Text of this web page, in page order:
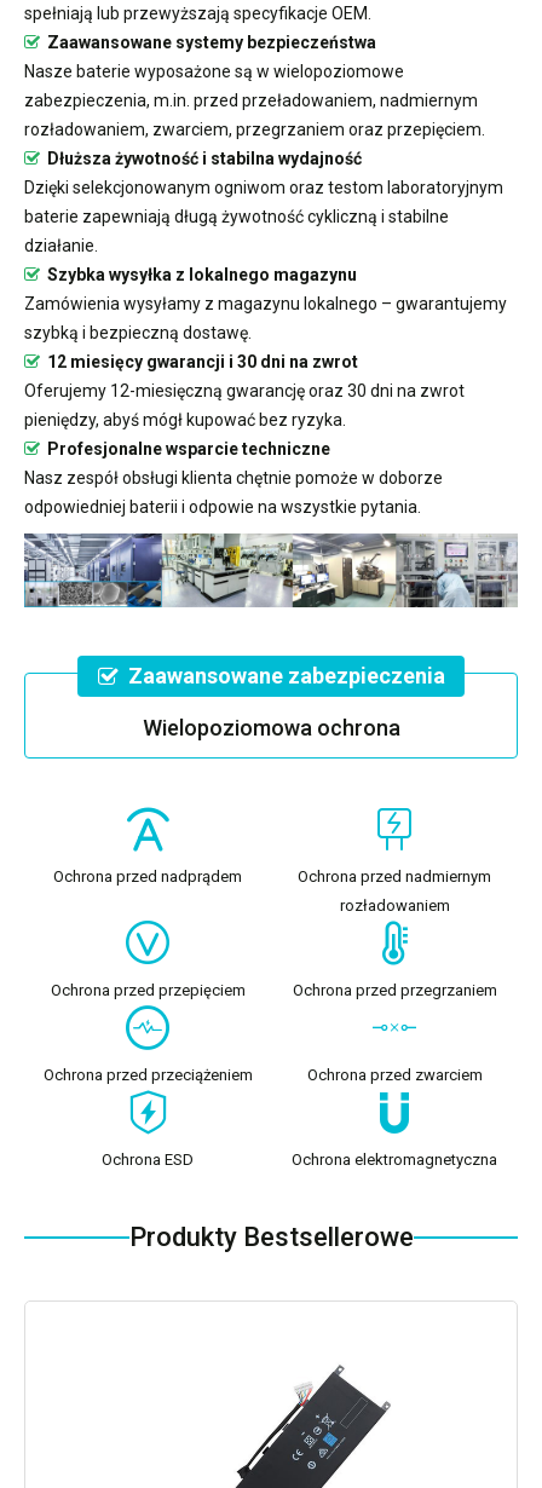
spełniają lub przewyższają specyfikacje OEM.
Zaawansowane systemy bezpieczeństwa
Nasze baterie wyposażone są w wielopoziomowe
zabezpieczenia, m.in. przed przeładowaniem, nadmiernym
rozładowaniem, zwarciem, przegrzaniem oraz przepięciem.
Dłuższa żywotność i stabilna wydajność
Dzięki selekcjonowanym ogniwom oraz testom laboratoryjnym
baterie zapewniają długą żywotność cykliczną i stabilne
działanie.
Szybka wysyłka z lokalnego magazynu
Zamówienia wysyłamy z magazynu lokalnego – gwarantujemy
szybką i bezpieczną dostawę.
12 miesięcy gwarancji i 30 dni na zwrot
Oferujemy 12-miesięczną gwarancję oraz 30 dni na zwrot
pieniędzy, abyś mógł kupować bez ryzyka.
Profesjonalne wsparcie techniczne
Nasz zespół obsługi klienta chętnie pomoże w doborze
odpowiedniej baterii i odpowie na wszystkie pytania.
Zaawansowane zabezpieczenia
Wielopoziomowa ochrona
Ochrona przed nadprądem
Ochrona przed nadmiernym
rozładowaniem
Ochrona przed przepięciem Ochrona przed przegrzaniem
Ochrona przed przeciążeniem Ochrona przed zwarciem
Ochrona ESD Ochrona elektromagnetyczna
Produkty Bestsellerowe